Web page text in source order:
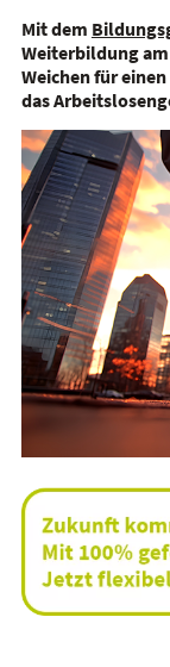
Mit dem
Weiterbildung am
Weichen für
das